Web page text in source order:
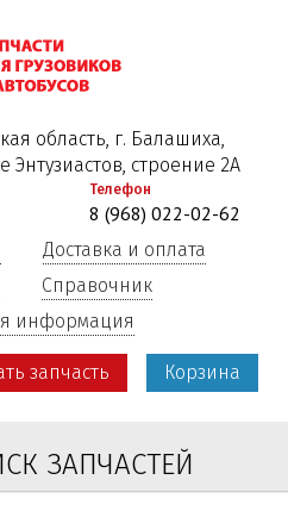
к
основному
область, г. Балашиха,
Энтузиастов, строение 2А
Телефон
8 (968) 022-02-62
Доставка и оплата
Справочник
информация
запчасть Корзина
ЗАПЧАСТЕЙ